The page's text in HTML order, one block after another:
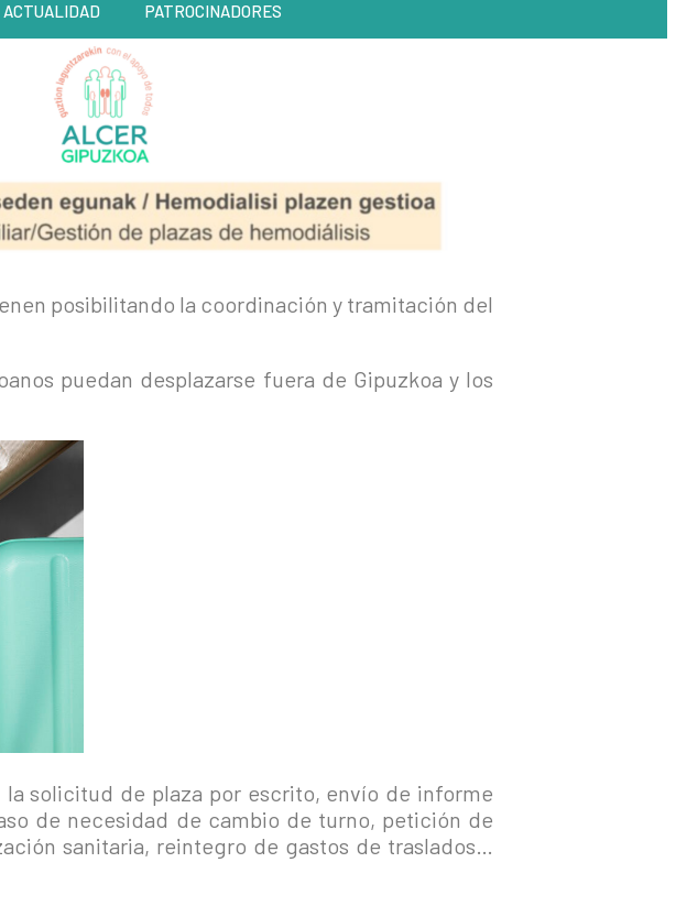
ACTUALIDAD PATROCINADORES
posibilitando la coordinación y tramitación del
puedan desplazarse fuera de Gipuzkoa y los
solicitud de plaza por escrito, envío de informe
de necesidad de cambio de turno, petición de
sanitaria, reintegro de gastos de traslados…